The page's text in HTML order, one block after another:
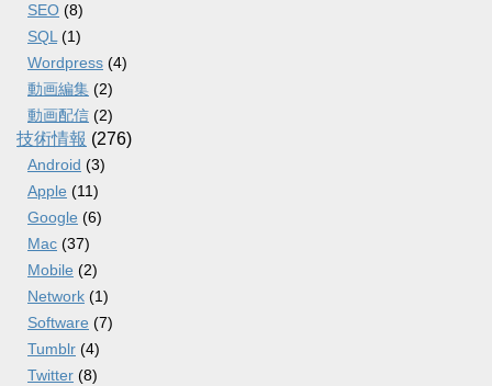
SEO (8)
SQL (1)
Wordpress (4)
動画編集 (2)
動画配信 (2)
技術情報 (276)
Android (3)
Apple (11)
Google (6)
Mac (37)
Mobile (2)
Network (1)
Software (7)
Tumblr (4)
Twitter (8)